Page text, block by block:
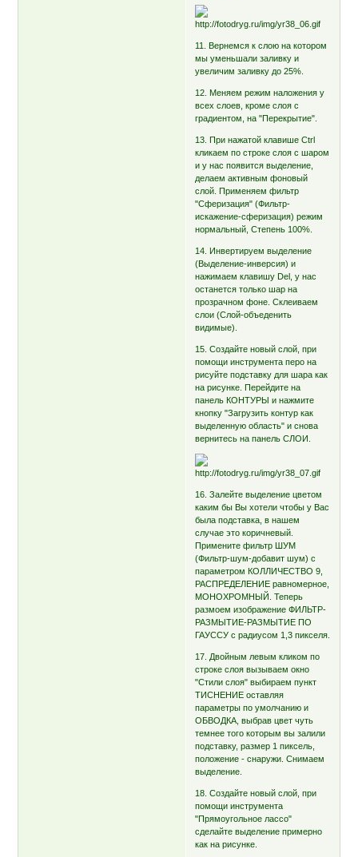
11. Вернемся к слою на котором
мы уменьшали заливку и
увеличим заливку до 25%.
12. Меняем режим наложения у
всех слоев, кроме слоя с
градиентом, на "Перекрытие".
13. При нажатой клавише Ctrl
кликаем по строке слоя с шаром
и у нас появится выделение,
делаем активным фоновый
слой. Применяем фильтр
"Сферизация" (Фильтр-
искажение-сферизация) режим
нормальный, Степень 100%.
14. Инвертируем выделение
(Выделение-инверсия) и
нажимаем клавишу Del, у нас
останется только шар на
прозрачном фоне. Склеиваем
слои (Слой-объеденить
видимые).
15. Создайте новый слой, при
помощи инструмента перо на
рисуйте подставку для шара как
на рисунке. Перейдите на
панель КОНТУРЫ и нажмите
кнопку "Загрузить контур как
выделенную область" и снова
вернитесь на панель СЛОИ.
16. Залейте выделение цветом
каким бы Вы хотели чтобы у Вас
была подставка, в нашем
случае это коричневый.
Примените фильтр ШУМ
(Фильтр-шум-добавит шум) с
параметром КОЛЛИЧЕСТВО 9,
РАСПРЕДЕЛЕНИЕ равномерное,
МОНОХРОМНЫЙ. Теперь
размоем изображение ФИЛЬТР-
РАЗМЫТИЕ-РАЗМЫТИЕ ПО
ГАУССУ с радиусом 1,3 пикселя.
17. Двойным левым кликом по
строке слоя вызываем окно
"Стили слоя" выбираем пункт
ТИСНЕНИЕ оставляя
параметры по умолчанию и
ОБВОДКА, выбрав цвет чуть
темнее того которым вы залили
подставку, размер 1 пиксель,
положение - снаружи. Снимаем
выделение.
18. Создайте новый слой, при
помощи инструмента
"Прямоугольное лассо"
сделайте выделение примерно
как на рисунке.